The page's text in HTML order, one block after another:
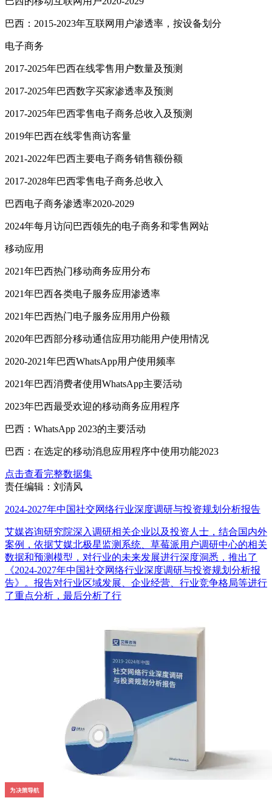
巴西：2015-2023年互联网用户渗透率，按设备划分
电子商务
2017-2025年巴西在线零售用户数量及预测
2017-2025年巴西数字买家渗透率及预测
2017-2025年巴西零售电子商务总收入及预测
2019年巴西在线零售商访客量
2021-2022年巴西主要电子商务销售额份额
2017-2028年巴西零售电子商务总收入
巴西电子商务渗透率2020-2029
2024年每月访问巴西领先的电子商务和零售网站
移动应用
2021年巴西热门移动商务应用分布
2021年巴西各类电子服务应用渗透率
2021年巴西热门电子服务应用用户份额
2020年巴西部分移动通信应用功能用户使用情况
2020-2021年巴西WhatsApp用户使用频率
2021年巴西消费者使用WhatsApp主要活动
2023年巴西最受欢迎的移动商务应用程序
巴西：WhatsApp 2023的主要活动
巴西：在选定的移动消息应用程序中使用功能2023
点击查看完整数据集
责任编辑：刘清风
2024-2027年中国社交网络行业深度调研与投资规划分析报告
艾媒咨询研究院深入调研相关企业以及投资人士，结合国内外
案例，依据艾媒北极星监测系统、草莓派用户调研中心的相关
数据和预测模型，对行业的未来发展进行深度洞悉，推出了
《2024-2027年中国社交网络行业深度调研与投资规划分析报
告》。报告对行业区域发展、企业经营、行业竞争格局等进行
了重点分析，最后分析了行